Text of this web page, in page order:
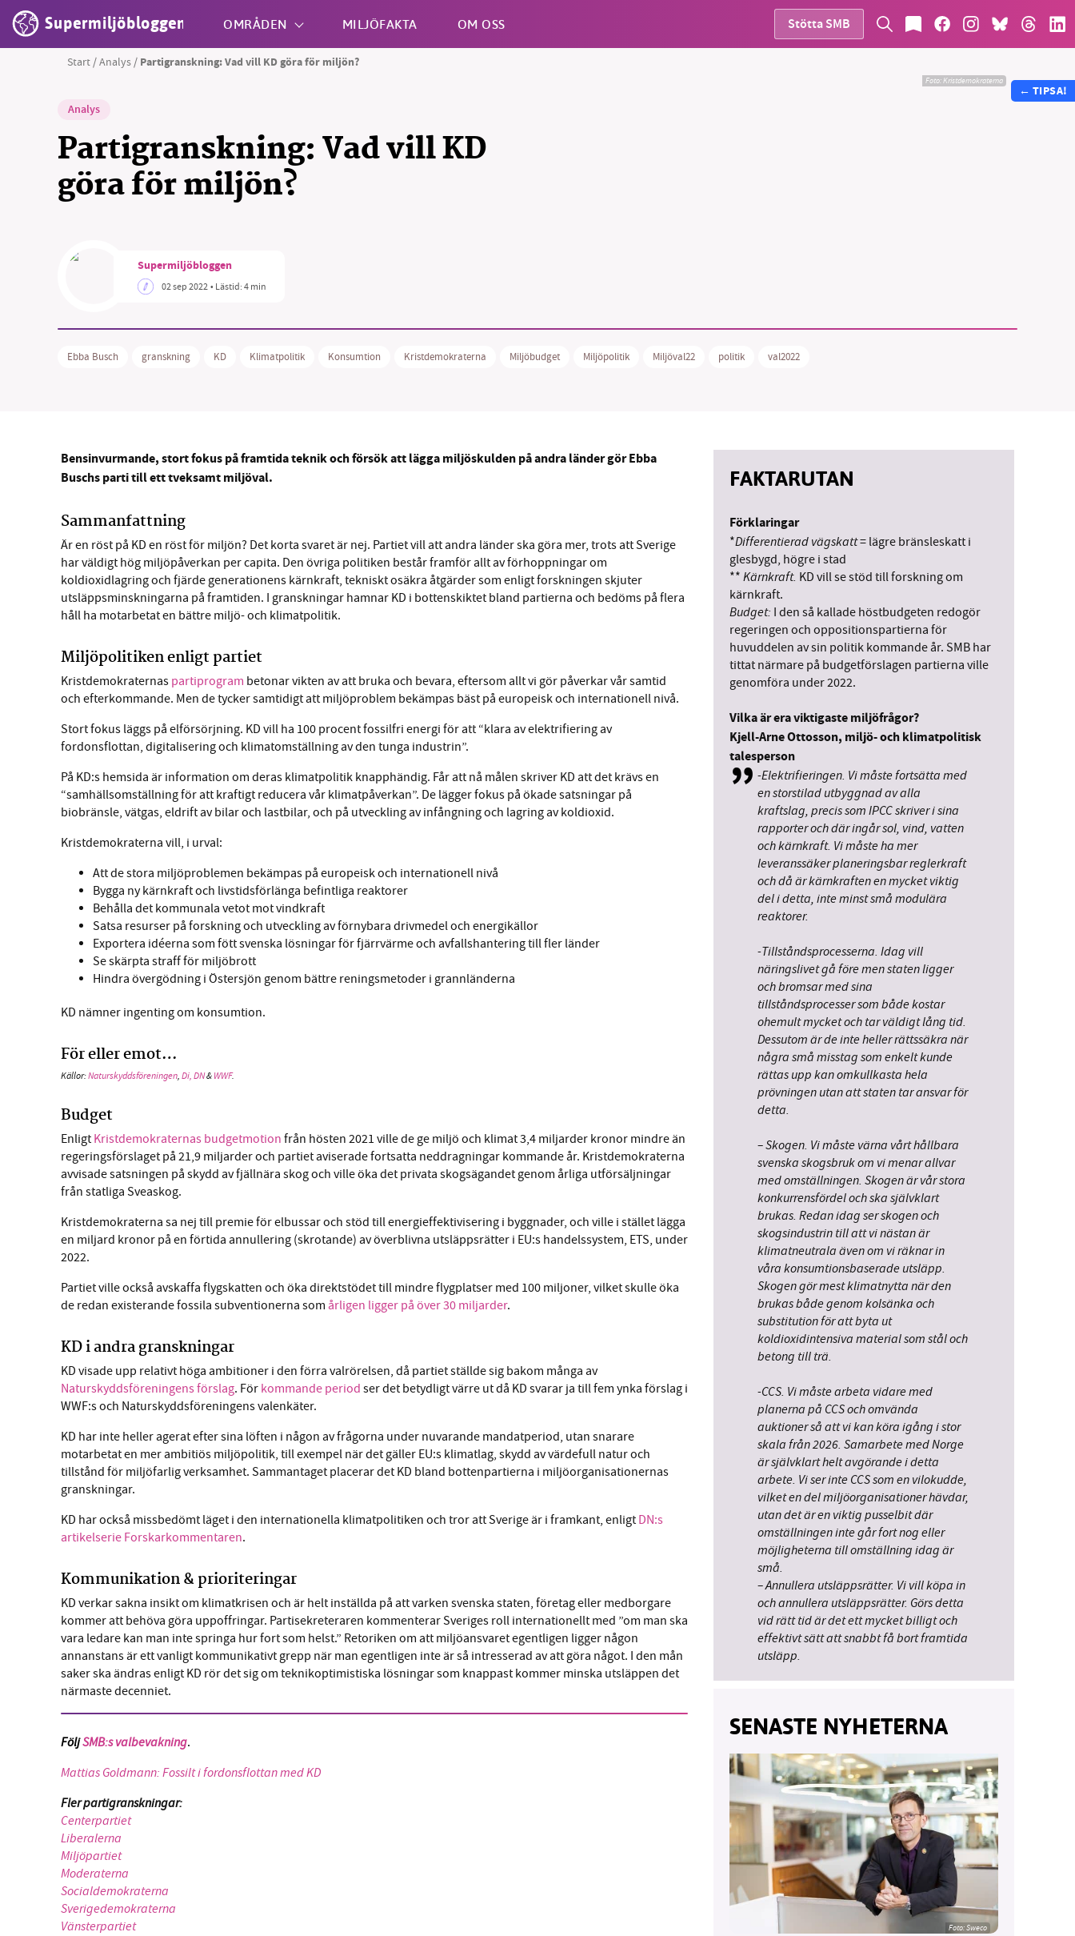
Supermiljöbloggen OMRÅDEN MILJÖFAKTA OM OSS Stötta SMB
Start /Analys / Partigranskning: Vad vill KD göra för miljön?
Analys
Partigranskning: Vad vill KD
göra för miljön?
Foto: Kristdemokraterna
Supermiljöbloggen
02 sep 2022• Lästid:4 min
Ebba Busch granskning KD Klimatpolitik Konsumtion Kristdemokraterna Miljöbudget Miljöpolitik Miljöval22 politik val2022
Bensinvurmande,stort fokus på framtida teknikochförsök att lägga miljöskulden på andra länder gör Ebba
Buschs parti till ett tveksamt miljöval.
Sammanfattning
Är en röst på KD en röst för miljön? Det korta svaret är nej. Partiet vill att andra länder ska göra mer, trots att Sverige
har väldigt hög miljöpåverkan per capita. Den övriga politiken består framför allt av förhoppningar om
koldioxidlagring och fjärde generationens kärnkraft, tekniskt osäkra åtgärder som enligt forskningen skjuter
utsläppsminskningarna på framtiden. I granskningar hamnar KD i bottenskiktet bland partierna och bedöms på flera
håll ha motarbetat en bättre miljö- och klimatpolitik.
Miljöpolitiken enligt partiet
Kristdemokraternas partiprogram betonar vikten av att bruka och bevara, eftersom allt vi gör påverkar vår samtid
och efterkommande. Men de tycker samtidigt att miljöproblem bekämpas bäst på europeisk och internationell nivå.
Stort fokus läggs på elförsörjning. KD vill ha 100 procent fossilfri energi för att “klara av elektrifiering av
fordonsflottan, digitalisering och klimatomställning av den tunga industrin”.
På KD:s hemsida är information om deras klimatpolitik knapphändig. Får att nå målen skriver KD att det krävs en
“samhällsomställning för att kraftigt reducera vår klimatpåverkan”. De lägger fokus på ökade satsningar på
biobränsle, vätgas, eldrift av bilar och lastbilar, och på utveckling av infångning och lagring av koldioxid.
Kristdemokraterna vill, i urval:
Att de stora miljöproblemen bekämpas på europeisk och internationell nivå
Bygga ny kärnkraft och livstidsförlänga befintliga reaktorer
Behålla det kommunala vetot mot vindkraft
Satsa resurser på forskning och utveckling av förnybara drivmedel och energikällor
Exportera idéerna som fött svenska lösningar för fjärrvärme och avfallshantering till fler länder
Se skärpta straff för miljöbrott
Hindra övergödning i Östersjön genom bättre reningsmetoder i grannländerna
KD nämner ingenting om konsumtion.
För eller emot…
Källor:Naturskyddsföreningen,Di,DN&WWF.
Budget
Enligt Kristdemokraternas budgetmotion från hösten 2021 ville de ge miljö och klimat 3,4 miljarder kronor mindre än
regeringsförslaget på 21,9 miljarder och partiet aviserade fortsatta neddragningar kommande år. Kristdemokraterna
avvisade satsningen på skydd av fjällnära skog och ville öka det privata skogsägandet genom årliga utförsäljningar
från statliga Sveaskog.
Kristdemokraterna sa nej till premie för elbussar och stöd till energieffektivisering i byggnader, och ville i stället lägga
en miljard kronor på en förtida annullering (skrotande) av överblivna utsläppsrätter i EU:s handelssystem, ETS, under
2022.
Partiet ville också avskaffa flygskatten och öka direktstödet till mindre flygplatser med 100 miljoner, vilket skulle öka
de redan existerande fossila subventionerna som årligen ligger på över 30 miljarder.
KD i andra granskningar
KD visade upp relativt höga ambitioner i den förra valrörelsen, då partiet ställde sig bakom många av
Naturskyddsföreningens förslag. För kommande period ser det betydligt värre ut då KD svarar ja till fem ynka förslag i
WWF:s och Naturskyddsföreningens valenkäter.
KD har inte heller agerat efter sina löften i någon av frågorna under nuvarande mandatperiod, utan snarare
motarbetat en mer ambitiös miljöpolitik, till exempel när det gäller EU:s klimatlag, skydd av värdefull natur och
tillstånd för miljöfarlig verksamhet. Sammantaget placerar det KD bland bottenpartierna i miljöorganisationernas
granskningar.
KD har också missbedömt läget i den internationella klimatpolitiken och tror att Sverige är i framkant, enligt DN:s
artikelserie Forskarkommentaren.
Kommunikation & prioriteringar
KD verkar sakna insikt om klimatkrisen och är helt inställda på att varken svenska staten, företag eller medborgare
kommer att behöva göra uppoffringar. Partisekreteraren kommenterar Sveriges roll internationellt med ”om man ska
vara ledare kan man inte springa hur fort som helst.” Retoriken om att miljöansvaret egentligen ligger någon
annanstans är ett vanligt kommunikativt grepp när man egentligen inte är så intresserad av att göra något. I den mån
saker ska ändras enligt KD rör det sig om teknikoptimistiska lösningar som knappast kommer minska utsläppen det
närmaste decenniet.
FöljSMB:s valbevakning.
Mattias Goldmann: Fossilt i fordonsflottan med KD
Fler partigranskningar:
Centerpartiet
Liberalerna
Miljöpartiet
Moderaterna
Socialdemokraterna
Sverigedemokraterna
Vänsterpartiet
FAKTARUTAN
Förklaringar
*Differentierad vägskatt= lägre bränsleskatt i
glesbygd, högre i stad
** Kärnkraft. KD vill se stöd till forskning om
kärnkraft.
Budget: I den så kallade höstbudgeten redogör
regeringen och oppositionspartierna för
huvuddelen av sin politik kommande år. SMB har
tittat närmare på budgetförslagen partierna ville
genomföra under 2022.
Vilka är era viktigaste miljöfrågor?
Kjell-Arne Ottosson, miljö- och klimatpolitisk
talesperson
-Elektrifieringen. Vi måste fortsätta med
en storstilad utbyggnad av alla
kraftslag, precis som IPCC skriver i sina
rapporter och där ingår sol, vind, vatten
och kärnkraft. Vi måste ha mer
leveranssäker planeringsbar reglerkraft
och då är kärnkraften en mycket viktig
del i detta, inte minst små modulära
reaktorer.
-Tillståndsprocesserna. Idag vill
näringslivet gå före men staten ligger
och bromsar med sina
tillståndsprocesser som både kostar
ohemult mycket och tar väldigt lång tid.
Dessutom är de inte heller rättssäkra när
några små misstag som enkelt kunde
rättas upp kan omkullkasta hela
prövningen utan att staten tar ansvar för
detta.
– Skogen. Vi måste värna vårt hållbara
svenska skogsbruk om vi menar allvar
med omställningen. Skogen är vår stora
konkurrensfördel och ska självklart
brukas. Redan idag ser skogen och
skogsindustrin till att vi nästan är
klimatneutrala även om vi räknar in
våra konsumtionsbaserade utsläpp.
Skogen gör mest klimatnytta när den
brukas både genom kolsänka och
substitution för att byta ut
koldioxidintensiva material som stål och
betong till trä.
-CCS. Vi måste arbeta vidare med
planerna på CCS och omvända
auktioner så att vi kan köra igång i stor
skala från 2026. Samarbete med Norge
är självklart helt avgörande i detta
arbete. Vi ser inte CCS som en vilokudde,
vilket en del miljöorganisationer hävdar,
utan det är en viktig pusselbit där
omställningen inte går fort nog eller
möjligheterna till omställning idag är
små.
– Annullera utsläppsrätter. Vi vill köpa in
och annullera utsläppsrätter. Görs detta
vid rätt tid är det ett mycket billigt och
effektivt sätt att snabbt få bort framtida
utsläpp.
SENASTE NYHETERNA
Foto: Sweco
← TIPSA!
SMB kämpar för en hållbar framtid. Sedan starten 2010 har vår
Stötta vårt arbete genom att swisha en slant till
1231368703